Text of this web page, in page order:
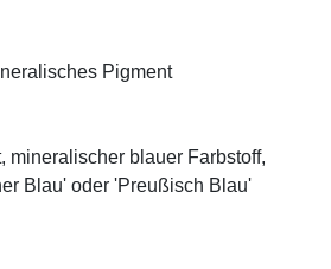
Pigment
mineralischer blauer Farbstoff,
Blau' oder 'Preußisch Blau'